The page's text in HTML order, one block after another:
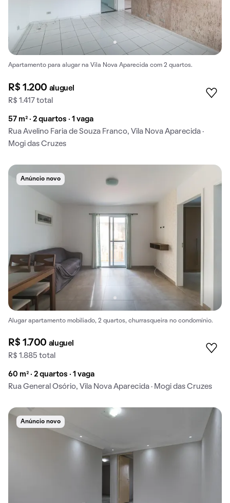
Apartamento para alugar na Vila Nova Aparecida com 2 quartos.
R$ 1.200 aluguel
R$ 1.417 total
57 m² · 2 quartos · 1 vaga
Rua Avelino Faria de Souza Franco, Vila Nova Aparecida ·
Mogi das Cruzes
Anúncio novo
Alugar apartamento mobiliado, 2 quartos, churrasqueira no condomínio.
R$ 1.700 aluguel
R$ 1.885 total
60 m² · 2 quartos · 1 vaga
Rua General Osório, Vila Nova Aparecida · Mogi das Cruzes
Anúncio novo